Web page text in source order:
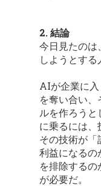
2. 結論
今日見たのは
しようとする
AIが企業に
を奪い合い
ルを作ろう
に乗るには、
その技術が「
利益になるの
を排除する
が必要だ。